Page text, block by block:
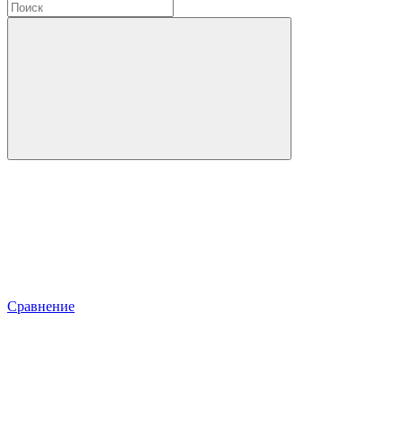
Сравнение